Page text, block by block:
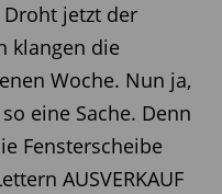
Droht jetzt der
klangen die
Woche. Nun ja,
eine Sache. Denn
Fensterscheibe
AUSVERKAUF